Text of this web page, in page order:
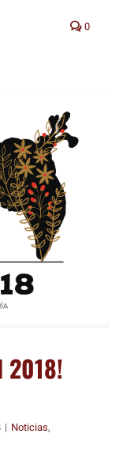
0
2018!
| Noticias,